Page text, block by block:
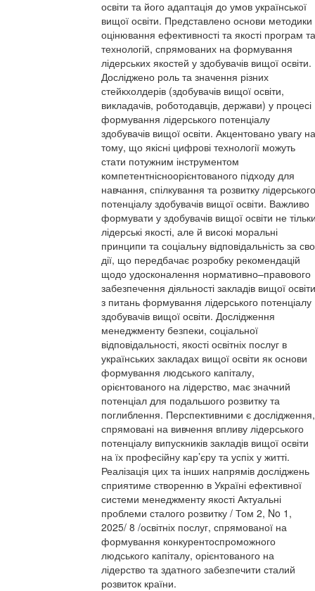
освіти та його адаптація до умов української
вищої освіти. Представлено основи методики
оцінювання ефективності та якості програм та
технологій, спрямованих на формування
лідерських якостей у здобувачів вищої освіти.
Досліджено роль та значення різних
стейкхолдерів (здобувачів вищої освіти,
викладачів, роботодавців, держави) у процесі
формування лідерського потенціалу
здобувачів вищої освіти. Акцентовано увагу на
тому, що якісні цифрові технології можуть
стати потужним інструментом
компетентнісноорієнтованого підходу для
навчання, спілкування та розвитку лідерського
потенціалу здобувачів вищої освіти. Важливо
формувати у здобувачів вищої освіти не
лідерські якості, але й високі моральні
принципи та соціальну відповідальність за
дії, що передбачає розробку рекомендацій
щодо удосконалення нормативно–правового
забезпечення діяльності закладів вищої освіти
з питань формування лідерського потенціалу
здобувачів вищої освіти. Дослідження
менеджменту безпеки, соціальної
відповідальності, якості освітніх послуг в
українських закладах вищої освіти як основи
формування людського капіталу,
орієнтованого на лідерство, має значний
потенціал для подальшого розвитку та
поглиблення. Перспективними є дослідження,
спрямовані на вивчення впливу лідерського
потенціалу випускників закладів вищої освіти
на їх професійну кар’єру та успіх у житті.
Реалізація цих та інших напрямів досліджень
сприятиме створенню в Україні ефективної
системи менеджменту якості Актуальні
проблеми сталого розвитку / Том 2, No 1,
2025/ 8 /освітніх послуг, спрямованої на
формування конкурентоспроможного
людського капіталу, орієнтованого на
лідерство та здатного забезпечити сталий
розвиток країни.